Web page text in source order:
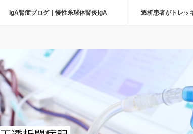
IgA腎症ブログ｜慢性糸球体腎炎IgA 透析患者がトレッ